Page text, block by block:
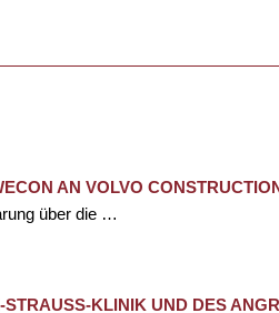
AN VOLVO CONSTRUCTION
über die …
KLINIK UND DES